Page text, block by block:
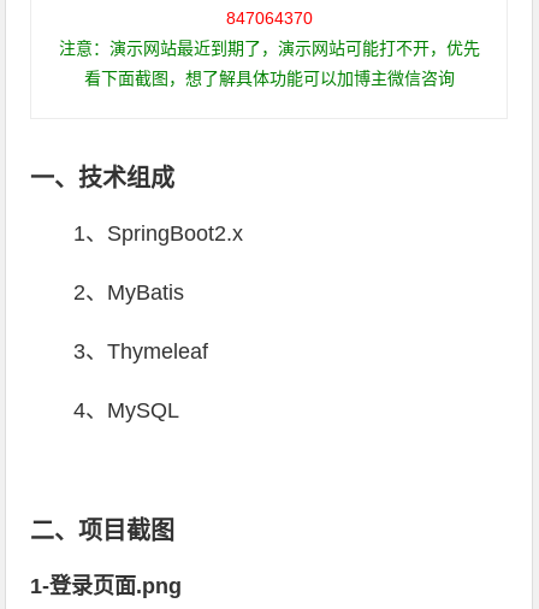
847064370
注意：演示网站最近到期了，演示网站可能打不开，优先
看下面截图，想了解具体功能可以加博主微信咨询
一、技术组成
1、SpringBoot2.x
2、MyBatis
3、Thymeleaf
4、MySQL
二、项目截图
1-登录页面.png